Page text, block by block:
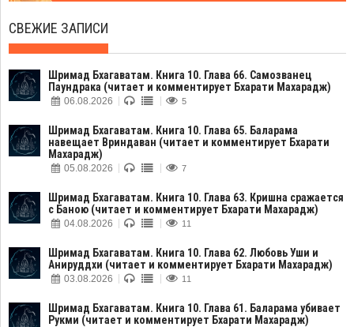
СВЕЖИЕ ЗАПИСИ
Шримад Бхагаватам. Книга 10. Глава 66. Самозванец
Паундрака (читает и комментирует Бхарати Махарадж)
06.08.2026 5
Шримад Бхагаватам. Книга 10. Глава 65. Баларама
навещает Вриндаван (читает и комментирует Бхарати
Махарадж)
05.08.2026 7
Шримад Бхагаватам. Книга 10. Глава 63. Кришна сражается
с Баною (читает и комментирует Бхарати Махарадж)
04.08.2026 11
Шримад Бхагаватам. Книга 10. Глава 62. Любовь Уши и
Анируддхи (читает и комментирует Бхарати Махарадж)
03.08.2026 11
Шримад Бхагаватам. Книга 10. Глава 61. Баларама убивает
Рукми (читает и комментирует Бхарати Махарадж)